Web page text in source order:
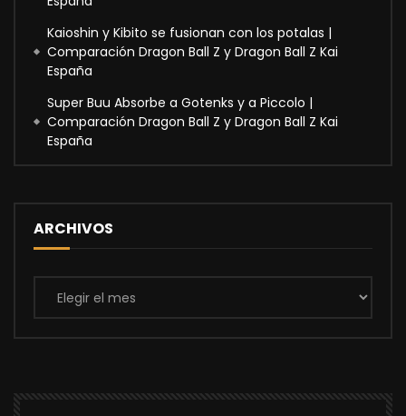
Kaioshin y Kibito se fusionan con los potalas |
Comparación Dragon Ball Z y Dragon Ball Z Kai
España
Super Buu Absorbe a Gotenks y a Piccolo |
Comparación Dragon Ball Z y Dragon Ball Z Kai
España
ARCHIVOS
Archivos